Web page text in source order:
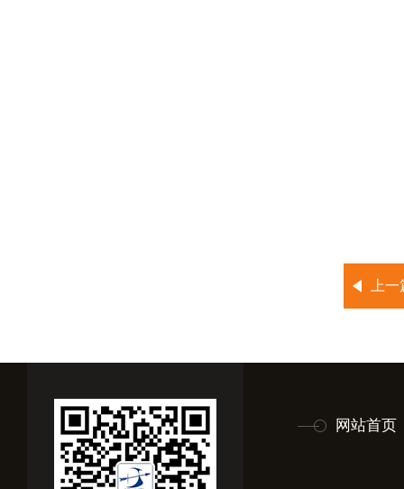
上
网站首页